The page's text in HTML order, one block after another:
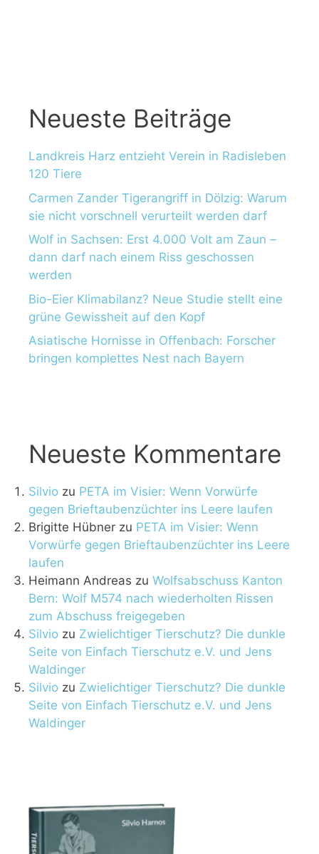
Neueste Beiträge
Landkreis Harz entzieht Verein in Radisleben
120 Tiere
Carmen Zander Tigerangriff in Dölzig: Warum
sie nicht vorschnell verurteilt werden darf
Wolf in Sachsen: Erst 4.000 Volt am Zaun –
dann darf nach einem Riss geschossen
werden
Bio-Eier Klimabilanz? Neue Studie stellt eine
grüne Gewissheit auf den Kopf
Asiatische Hornisse in Offenbach: Forscher
bringen komplettes Nest nach Bayern
Neueste Kommentare
Silvio zu PETA im Visier: Wenn Vorwürfe
gegen Brieftaubenzüchter ins Leere laufen
Brigitte Hübner zu PETA im Visier: Wenn
Vorwürfe gegen Brieftaubenzüchter ins Leere
laufen
Heimann Andreas zu Wolfsabschuss Kanton
Bern: Wolf M574 nach wiederholten Rissen
zum Abschuss freigegeben
Silvio zu Zwielichtiger Tierschutz? Die dunkle
Seite von Einfach Tierschutz e.V. und Jens
Waldinger
Silvio zu Zwielichtiger Tierschutz? Die dunkle
Seite von Einfach Tierschutz e.V. und Jens
Waldinger